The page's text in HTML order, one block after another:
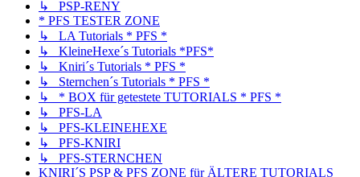
↳ PSP-RENY
* PFS TESTER ZONE
↳ LA Tutorials * PFS *
↳ KleineHexe´s Tutorials *PFS*
↳ Kniri´s Tutorials * PFS *
↳ Sternchen´s Tutorials * PFS *
↳ * BOX für getestete TUTORIALS * PFS *
↳ PFS-LA
↳ PFS-KLEINEHEXE
↳ PFS-KNIRI
↳ PFS-STERNCHEN
KNIRI´S PSP & PFS ZONE für ÄLTERE TUTORIALS